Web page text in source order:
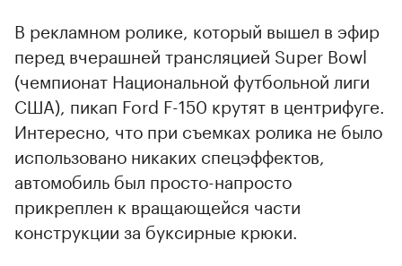
В рекламном ролике, который вышел в эфир
перед вчерашней трансляцией Super Bowl
(чемпионат Национальной футбольной лиги
США), пикап Ford F-150 крутят в центрифуге.
Интересно, что при съемках ролика не было
использовано никаких спецэффектов,
автомобиль был просто-напросто
прикреплен к вращающейся части
конструкции за буксирные крюки.